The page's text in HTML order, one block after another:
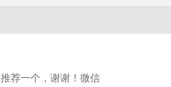
荐一个，谢谢！微信